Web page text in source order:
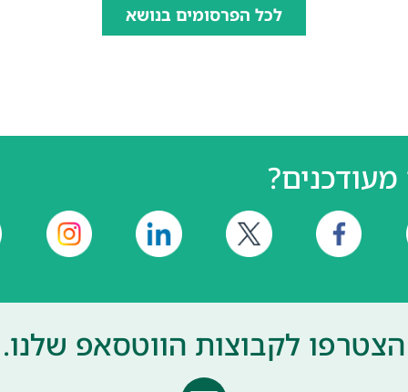
לכל הפרסומים בנושא
הצטרפו לקבוצות הווטסאפ שלנו.